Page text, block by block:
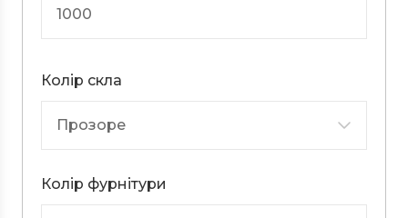
Колір скла
Колір фурнітури